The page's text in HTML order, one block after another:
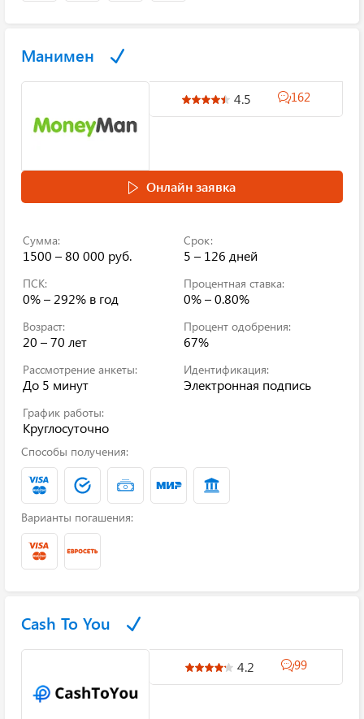
Манимен
4.5 162
Онлайн заявка
Сумма:
1500 – 80 000 руб.
Срок:
5 – 126 дней
ПСК:
0% – 292% в год
Процентная ставка:
0% – 0.80%
Возраст:
20 – 70 лет
Процент одобрения:
67%
Рассмотрение анкеты:
До 5 минут
Идентификация:
Электронная подпись
График работы:
Круглосуточно
Способы получения:
Варианты погашения:
Cash To You
4.2 99